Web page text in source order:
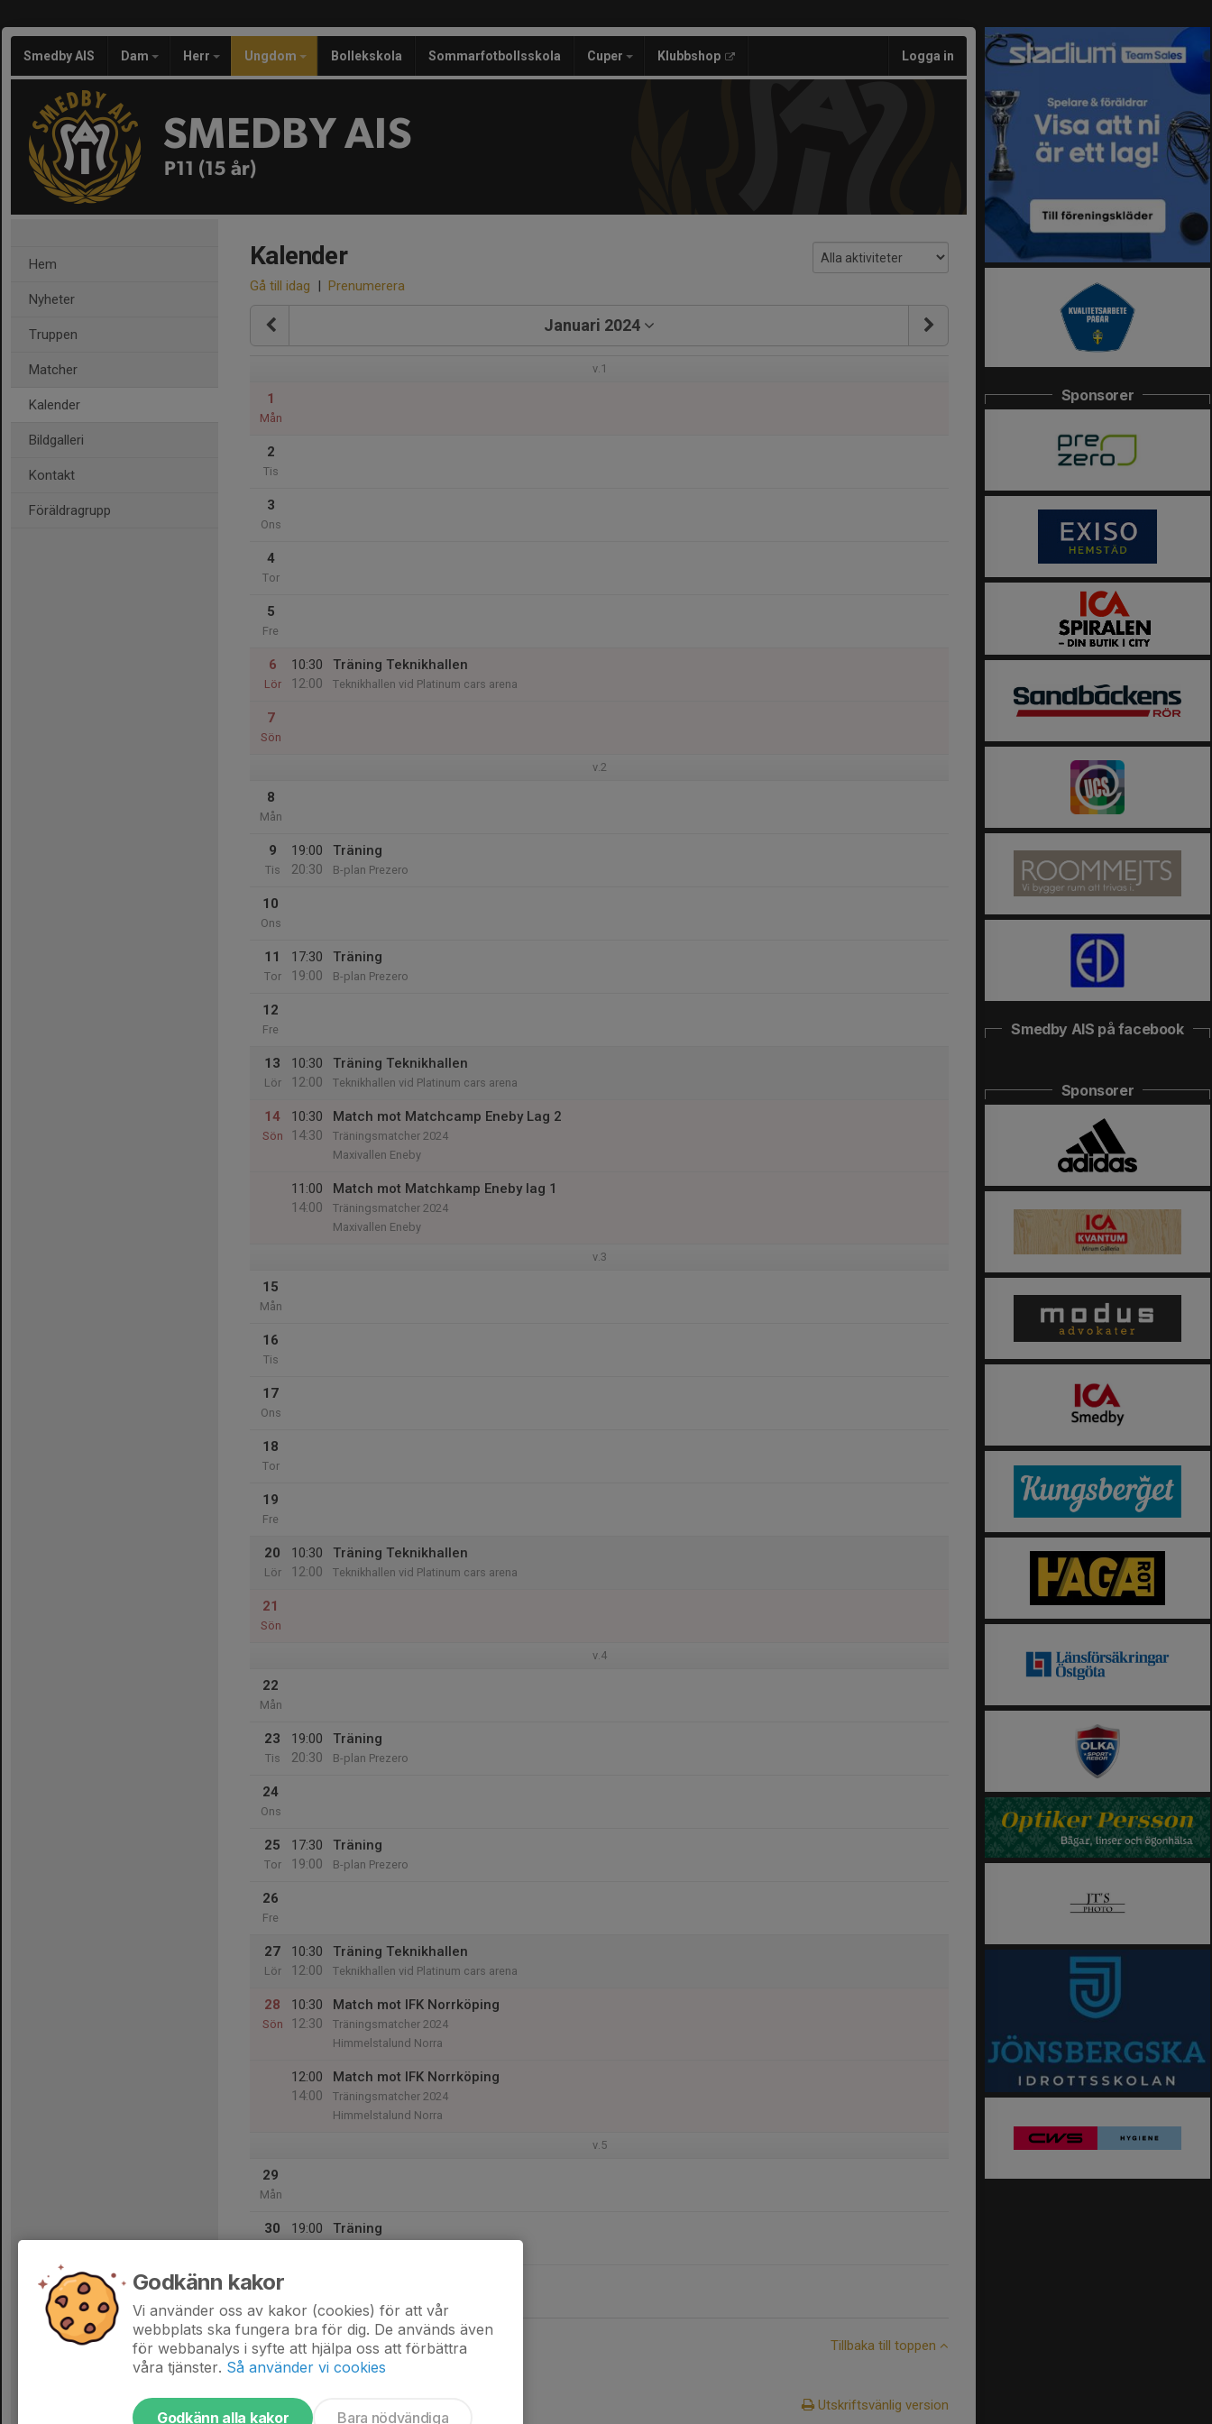
Smedby AIS Dam Herr Ungdom Bollekskola Sommarfotbollsskola Cuper Klubbshop Logga in
SMEDBY AIS
P11 (15 år)
Hem
Nyheter
Truppen
Matcher
Kalender
Bildgalleri
Kontakt
Föräldragrupp
Kalender
Gå till idag | Prenumerera
Januari 2024
v.1
1
Mån
2
Tis
3
Ons
4
Tor
5
Fre
6
Lör
10:30
12:00
Träning Teknikhallen
Teknikhallen vid Platinum cars arena
7
Sön
v.2
8
Mån
9
Tis
19:00
20:30
Träning
B-plan Prezero
10
Ons
11
Tor
17:30
19:00
Träning
B-plan Prezero
12
Fre
13
Lör
10:30
12:00
Träning Teknikhallen
Teknikhallen vid Platinum cars arena
14
Sön
10:30
14:30
Match mot Matchcamp Eneby Lag 2
Träningsmatcher 2024
Maxivallen Eneby
11:00
14:00
Match mot Matchkamp Eneby lag 1
Träningsmatcher 2024
Maxivallen Eneby
v.3
15
Mån
16
Tis
17
Ons
18
Tor
19
Fre
20
Lör
10:30
12:00
Träning Teknikhallen
Teknikhallen vid Platinum cars arena
21
Sön
v.4
22
Mån
23
Tis
19:00
20:30
Träning
B-plan Prezero
24
Ons
25
Tor
17:30
19:00
Träning
B-plan Prezero
26
Fre
27
Lör
10:30
12:00
Träning Teknikhallen
Teknikhallen vid Platinum cars arena
28
Sön
10:30
12:30
Match mot IFK Norrköping
Träningsmatcher 2024
Himmelstalund Norra
12:00
14:00
Match mot IFK Norrköping
Träningsmatcher 2024
Himmelstalund Norra
v.5
29
Mån
30
19:00
Träning
31
Tillbaka till toppen
Utskriftsvänlig version
Sponsorer
Smedby AIS på facebook
Sponsorer
Godkänn kakor
Vi använder oss av kakor (cookies) för att vår
webbplats ska fungera bra för dig. De används även
för webbanalys i syfte att hjälpa oss att förbättra
våra tjänster. Så använder vi cookies
Godkänn alla kakor Bara nödvändiga